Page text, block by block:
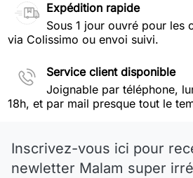
Expédition rapide
Sous 1 jour ouvré pour les
via Colissimo ou envoi suivi.
Service client disponible
Joignable par téléphone,
18h, et par mail presque tout le
Inscrivez-vous ici pour
newletter Malam super